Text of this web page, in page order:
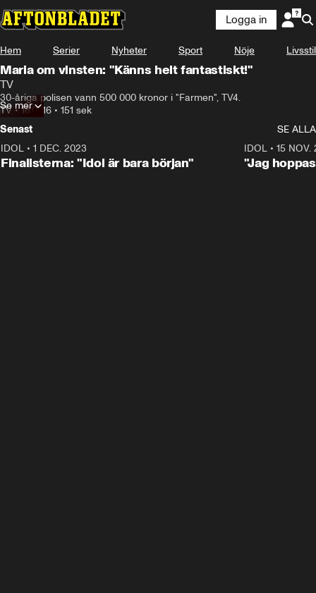
Logga in
Hem Serier Nyheter Sport Nöje Livsstil
Maria om vinsten: "Känns helt fantastiskt!"
TV
30-åriga polisen vann 500 000 kronor i "Farmen", TV4.
TV •18.07.16 • 151 sek
Se mer
Senast
SE ALLA
IDOL • 1 DEC. 2023
Finalisterna: "Idol är bara början"
IDOL• 15 NOV.
"Jag